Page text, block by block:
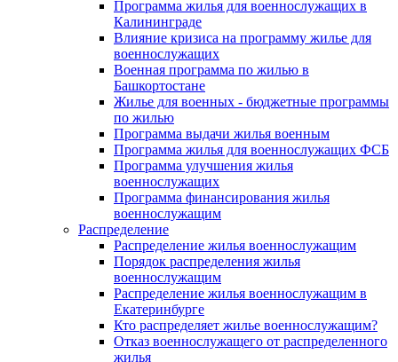
Программа жилья для военнослужащих в
Калининграде
Влияние кризиса на программу жилье для
военнослужащих
Военная программа по жилью в
Башкортостане
Жилье для военных - бюджетные программы
по жилью
Программа выдачи жилья военным
Программа жилья для военнослужащих ФСБ
Программа улучшения жилья
военнослужащих
Программа финансирования жилья
военнослужащим
Распределение
Распределение жилья военнослужащим
Порядок распределения жилья
военнослужащим
Распределение жилья военнослужащим в
Екатеринбурге
Кто распределяет жилье военнослужащим?
Отказ военнослужащего от распределенного
жилья